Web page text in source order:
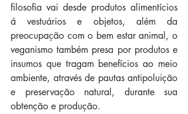
filosofia vai desde produtos alimentícios
á vestuários e objetos, além da
preocupação com o bem estar animal, o
veganismo também presa por produtos e
insumos que tragam benefícios ao meio
ambiente, através de pautas antipoluição
e preservação natural, durante sua
obtenção e produção.